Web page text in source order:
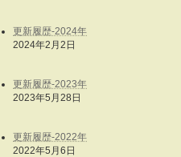
更新履歴‐2024年
2024年2月2日
更新履歴‐2023年
2023年5月28日
更新履歴‐2022年
2022年5月6日